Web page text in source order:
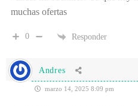
muchas ofertas
0 Responder
Andres
marzo 14, 2025 8:09 pm